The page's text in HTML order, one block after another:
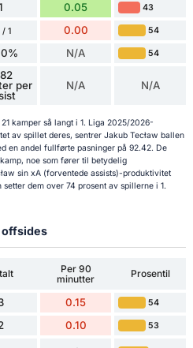
0.05 43
/ 1 0.00 54
N/A 54
per
N/A N/A
kamper så langt i 1. Liga 2025/2026-
av spillet deres, sentrer Jakub Tecław ballen
en andel fullførte pasninger på 92.42. De
noe som fører til betydelig
sin xA (forventede assists)-produktivitet
dem over 74 prosent av spillerne i 1.
offsides
Per 90
minutter
Prosentil
0.15 54
0.10 53